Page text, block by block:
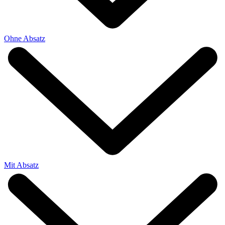
Ohne Absatz
Mit Absatz